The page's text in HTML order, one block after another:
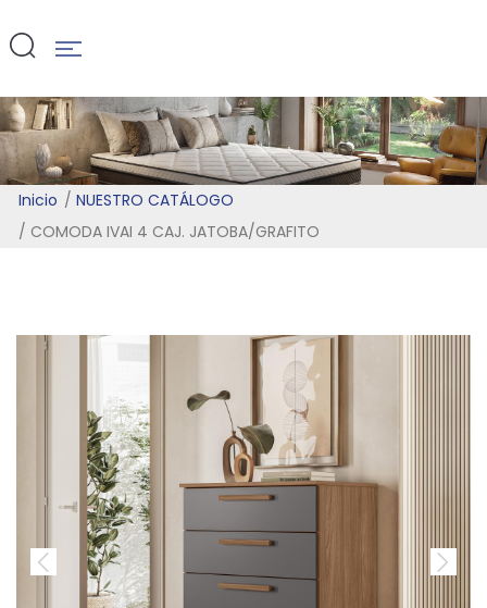
JATOBA/
Inicio
NUESTRO CATÁLOGO
COMODA IVAI 4 CAJ. JATOBA/GRAFITO